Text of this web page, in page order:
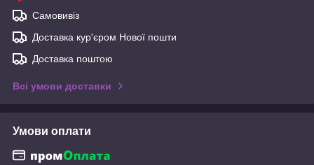
Самовивіз
Доставка кур'єром Нової пошти
Доставка поштою
Всі умови доставки
Умови оплати